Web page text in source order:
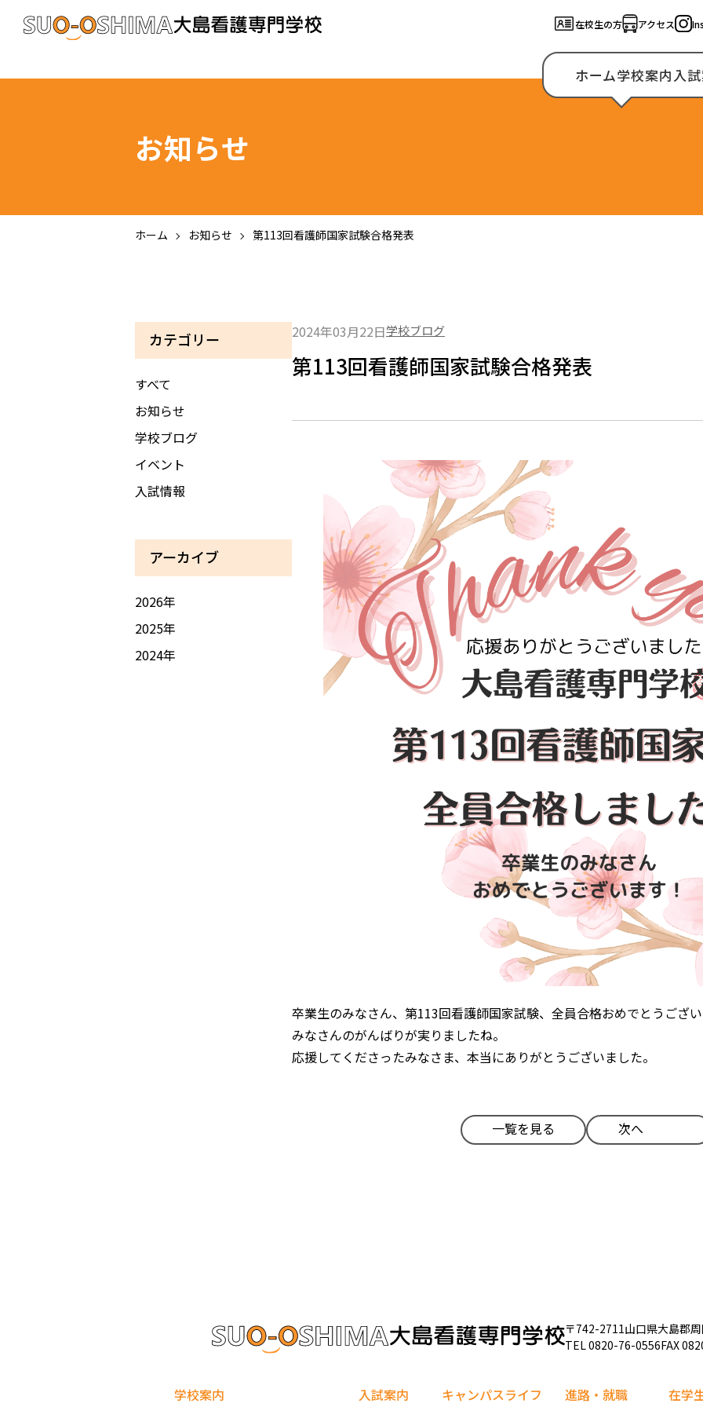
在校生の方 アクセス
ホーム学校案内入
お知らせ
ホーム お知らせ 第113回看護師国家試験合格発表
カテゴリー
すべて
お知らせ
学校ブログ
イベント
入試情報
アーカイブ
2026年
2025年
2024年
2024年03月22日学校ブログ
第113回看護師国家試験合格発表
卒業生のみなさん、第113回看護師国家試験、全員合格おめでとうござ
みなさんのがんばりが実りましたね。
応援してくださったみなさま、本当にありがとうございました。
一覧を見る 次へ
〒742-2711山口県大島郡
TEL0820-76-0556FAX
学校案内 入試案内 キャンパスライフ 進路・就職 在学